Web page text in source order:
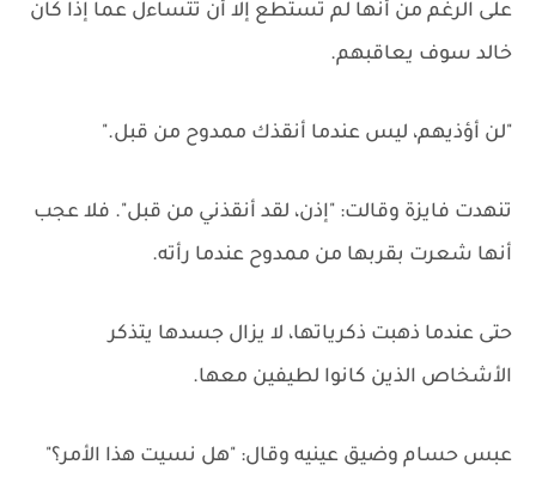
على الرغم من أنها لم تستطع إلا أن تتساءل عما إذا كان
خالد سوف يعاقبهم.
"لن أؤذيهم، ليس عندما أنقذك ممدوح من قبل."
تنهدت فايزة وقالت: "إذن، لقد أنقذني من قبل". فلا عجب
أنها شعرت بقربها من ممدوح عندما رأته.
حتى عندما ذهبت ذكرياتها، لا يزال جسدها يتذكر
الأشخاص الذين كانوا لطيفين معها.
عبس حسام وضيق عينيه وقال: "هل نسيت هذا الأمر؟"